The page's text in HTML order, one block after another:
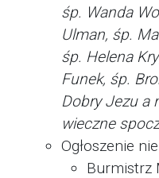
śp. Wanda
Ulman, śp.
śp. Helena
Funek, śp.
Dobry Jezu a
wieczne
Ogłoszenie
Burmistrz